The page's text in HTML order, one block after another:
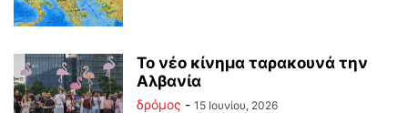
Το νέο κίνημα ταρακουνά την
Αλβανία
δρόμος - 15 Ιουνίου, 2026